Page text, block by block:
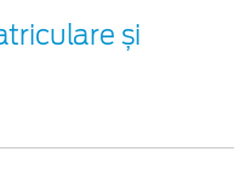
și